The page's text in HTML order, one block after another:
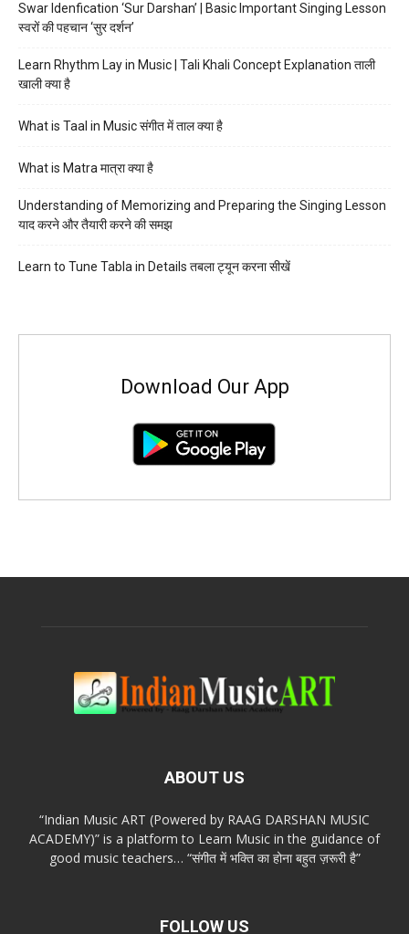
Swar Idenfication ‘Sur Darshan’ | Basic Important Singing Lesson
स्वरों की पहचान ‘सुर दर्शन’
Learn Rhythm Lay in Music | Tali Khali Concept Explanation ताली
खाली क्या है
What is Taal in Music संगीत में ताल क्या है
What is Matra मात्रा क्या है
Understanding of Memorizing and Preparing the Singing Lesson
याद करने और तैयारी करने की समझ
Learn to Tune Tabla in Details तबला ट्यून करना सीखें
Download Our App
ABOUT US
“Indian Music ART (Powered by RAAG DARSHAN MUSIC
ACADEMY)” is a platform to Learn Music in the guidance of
good music teachers… “संगीत में भक्ति का होना बहुत ज़रूरी है”
FOLLOW US